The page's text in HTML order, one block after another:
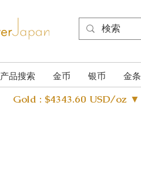
产品搜索 金币 银币 金条
Gold : $4343.60 USD/oz ▼